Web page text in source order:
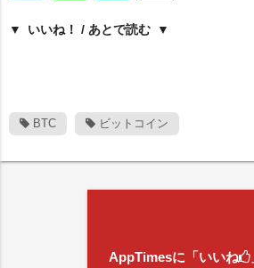
いいね！ / あとで読む
BTC ビットコイン
AppTimesに「いいね